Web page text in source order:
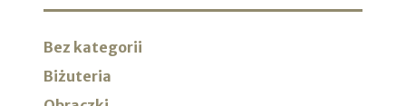
Bez kategorii
Biżuteria